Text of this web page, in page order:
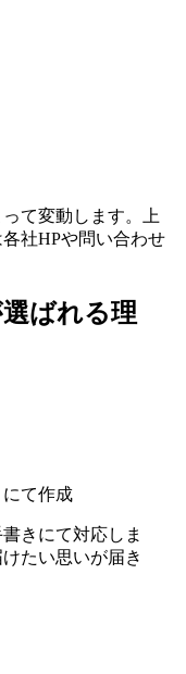
て変動します。上
社HPや問い合わせ
ばれる理
きにて対応しま
たい思いが届き